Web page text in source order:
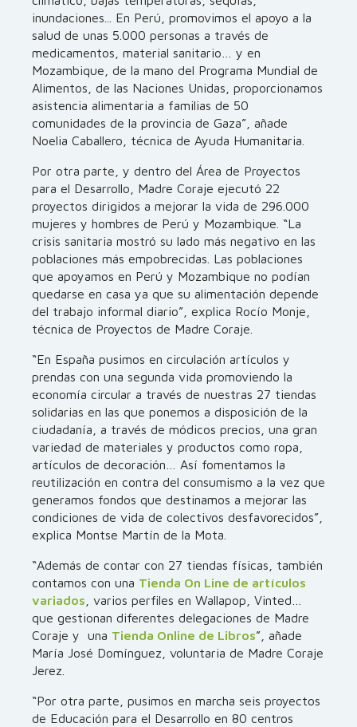
inundaciones... En Perú, promovimos el apoyo a la
salud de unas 5.000 personas a través de
medicamentos, material sanitario… y en
Mozambique, de la mano del Programa Mundial de
Alimentos, de las Naciones Unidas, proporcionamos
asistencia alimentaria a familias de 50
comunidades de la provincia de Gaza”, añade
Noelia Caballero, técnica de Ayuda Humanitaria.
Por otra parte, y dentro del Área de Proyectos
para el Desarrollo, Madre Coraje ejecutó 22
proyectos dirigidos a mejorar la vida de 296.000
mujeres y hombres de Perú y Mozambique. “La
crisis sanitaria mostró su lado más negativo en las
poblaciones más empobrecidas. Las poblaciones
que apoyamos en Perú y Mozambique no podían
quedarse en casa ya que su alimentación depende
del trabajo informal diario”, explica Rocío Monje,
técnica de Proyectos de Madre Coraje.
“En España pusimos en circulación artículos y
prendas con una segunda vida promoviendo la
economía circular a través de nuestras 27 tiendas
solidarias en las que ponemos a disposición de la
ciudadanía, a través de módicos precios, una gran
variedad de materiales y productos como ropa,
artículos de decoración… Así fomentamos la
reutilización en contra del consumismo a la vez que
generamos fondos que destinamos a mejorar las
condiciones de vida de colectivos desfavorecidos”,
explica Montse Martín de la Mota.
“Además de contar con 27 tiendas físicas, también
contamos con una Tienda On Line de artículos
variados , varios perfiles en Wallapop, Vinted…
que gestionan diferentes delegaciones de Madre
Coraje y una Tienda Online de Libros”, añade
María José Domínguez, voluntaria de Madre Coraje
Jerez.
“Por otra parte, pusimos en marcha seis proyectos
de Educación para el Desarrollo en 80 centros